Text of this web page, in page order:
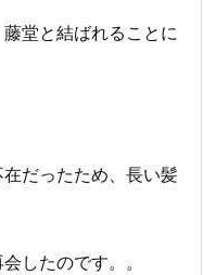
堂と結ばれることに
だったため、長い髪
したのです。。